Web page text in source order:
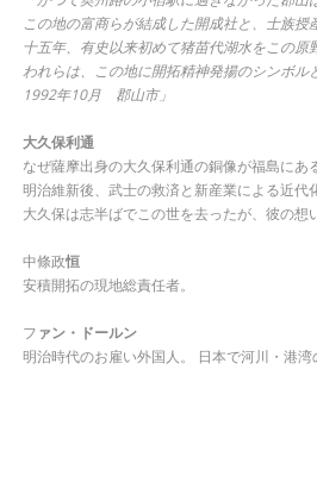
この地の富商らが結成した開成社と、士族
十五年、有史以来初めて猪苗代湖水をこの
われらは、この地に開拓精神発揚のシンボ
1992年10月 郡山市」
大久保利通
なぜ薩摩出身の大久保利通の銅像が福島にあ
明治維新後、武士の救済と新産業による近
大久保は志半ばでこの世を去ったが、彼の
中條政恒
安積開拓の現地総責任者。
フ ァン・ドールン
明治時代のお雇い外国人。 日本で河川・港